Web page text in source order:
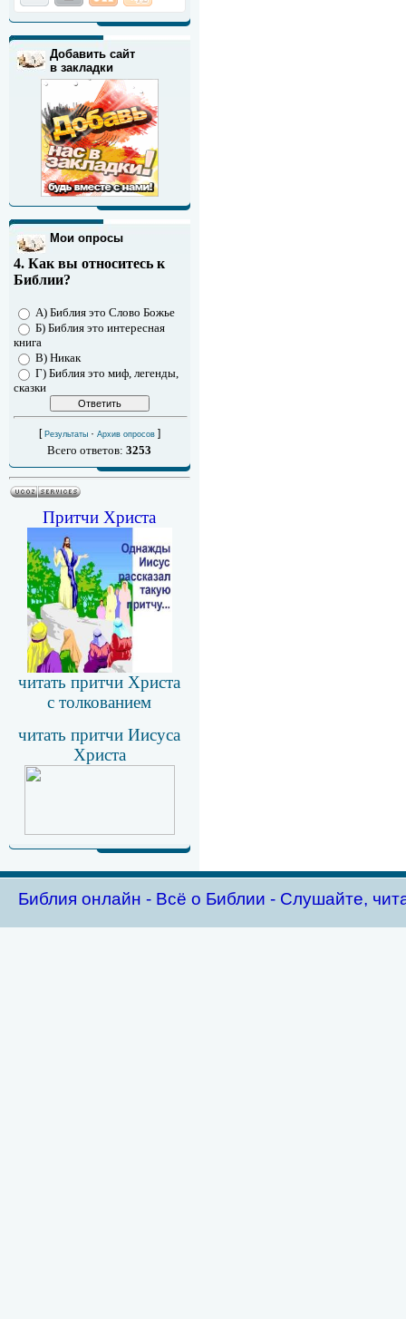
Добавить сайт
в закладки
Мои опросы
4. Как вы относитесь к
Библии?
A) Библия это Слово Божье
Б) Библия это интересная
книга
В) Никак
Г) Библия это миф, легенды,
сказки
[ Результаты · Архив опросов ]
Всего ответов:3253
Притчи Христа
читать притчи Христа
с толкованием
читать притчи Иисуса
Христа
Библия oнлайн - Всё о Библии - Слушайте,